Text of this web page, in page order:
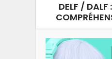
DELF / DALF